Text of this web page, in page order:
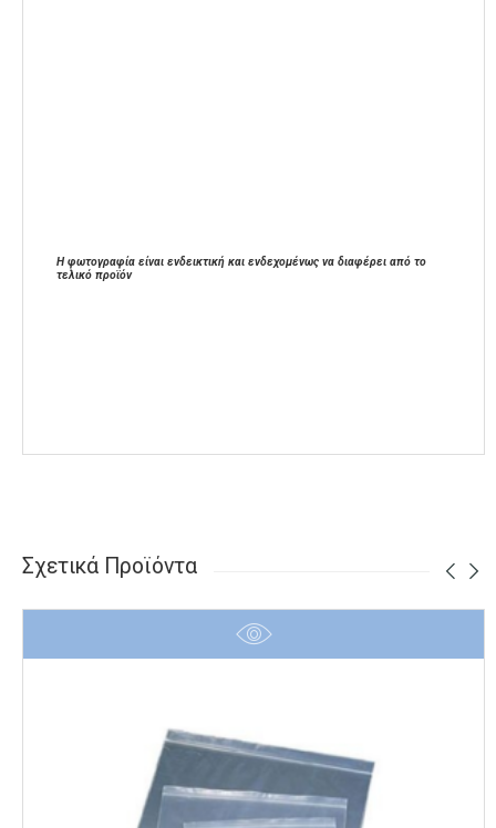
Η φωτογραφία είναι ενδεικτική και ενδεχομένως να διαφέρει από το
τελικό προϊόν
Σχετικά Προϊόντα